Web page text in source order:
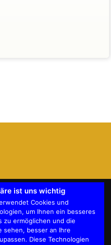
ist uns wichtig
Cookies und
um Ihnen ein besseres
zu ermöglichen und die
sehen, besser an Ihre
Diese Technologien